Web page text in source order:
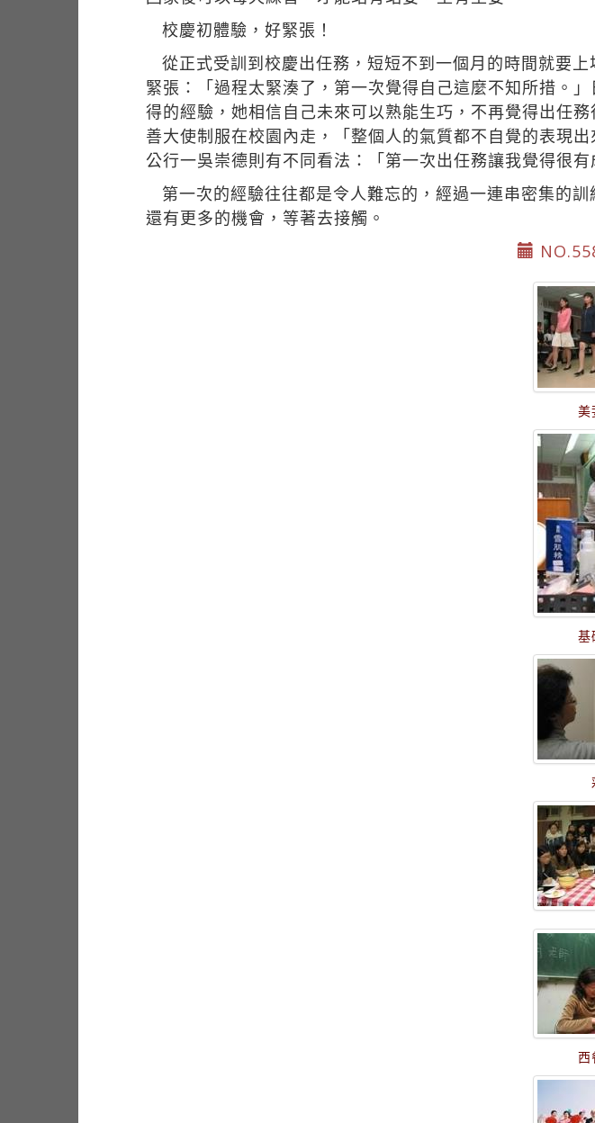
校慶初體驗，好緊張！
從正式受訓到校慶出任務，短短不到一個月的時間就要
緊張：「過程太緊湊了，第一次覺得自己這麼不知所措。
得的經驗，她相信自己未來可以熟能生巧，不再覺得出任
善大使制服在校園內走，「整個人的氣質都不自覺的表現
公行一吳崇德則有不同看法：「第一次出任務讓我覺得很
第一次的經驗往往都是令人難忘的，經過一連串密集的
還有更多的機會，等著去接觸。
美
基
西